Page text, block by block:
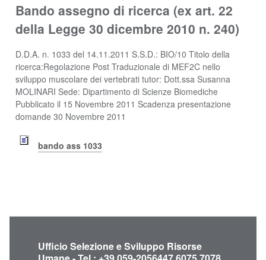
Bando assegno di ricerca (ex art. 22
della Legge 30 dicembre 2010 n. 240)
D.D.A. n. 1033 del 14.11.2011 S.S.D.: BIO/10 Titolo della
ricerca:Regolazione Post Traduzionale di MEF2C nello
sviluppo muscolare dei vertebrati tutor: Dott.ssa Susanna
MOLINARI Sede: Dipartimento di Scienze Biomediche
Pubblicato il 15 Novembre 2011 Scadenza presentazione
domande 30 Novembre 2011
bando ass 1033
Ufficio Selezione e Sviluppo Risorse